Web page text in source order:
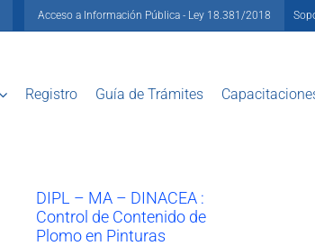
Acceso a Información Pública - Ley 18.381/2018
Registro Guía de Trámites
DIPL – MA – DINACEA :
Control de Contenido de
Plomo en Pinturas